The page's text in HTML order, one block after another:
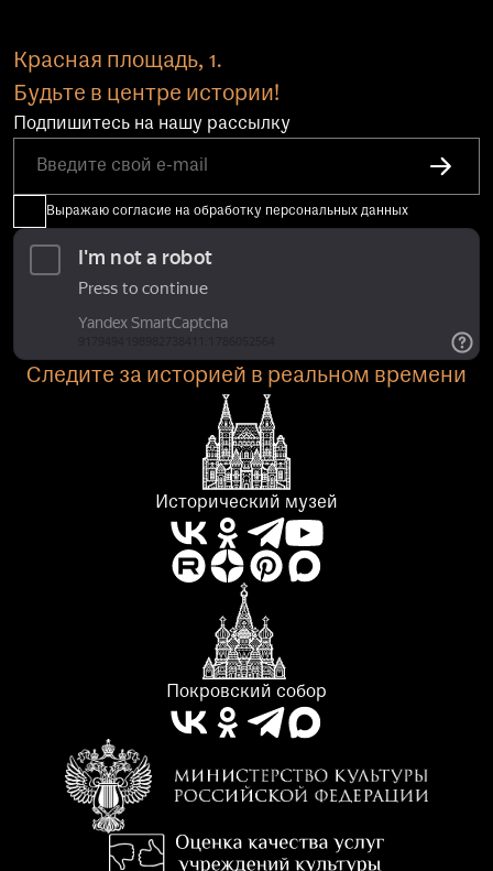
Красная площадь, 1.
Будьте в центре истории!
Подпишитесь на нашу рассылку
Выражаю согласие на обработку персональных данных
Следите за историей в реальном времени
Исторический музей
Покровский собор